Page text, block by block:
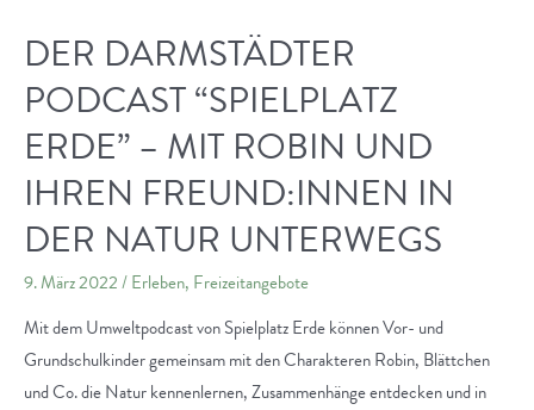
DER DARMSTÄDTER
PODCAST “SPIELPLATZ
ERDE” – MIT ROBIN UND
IHREN FREUND:INNEN IN
DER NATUR UNTERWEGS
9. März 2022/Erleben, Freizeitangebote
Mit dem Umweltpodcast von Spielplatz Erde können Vor- und
Grundschulkinder gemeinsam mit den Charakteren Robin, Blättchen
und Co. die Natur kennenlernen, Zusammenhänge entdecken und in